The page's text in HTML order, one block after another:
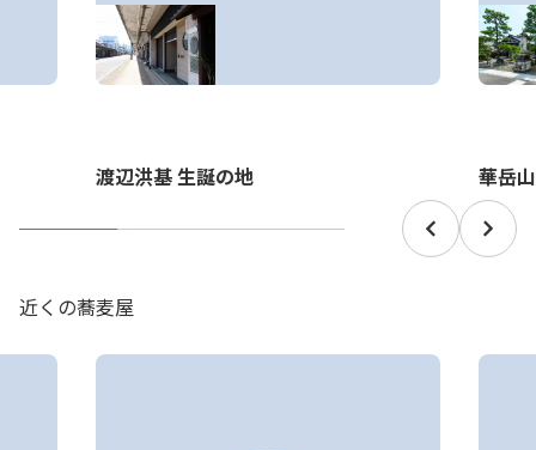
渡辺洪基 生誕の地 華岳
近くの蕎麦屋